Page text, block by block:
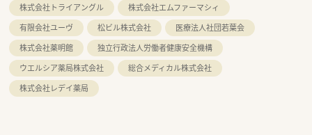
株式会社トライアングル
株式会社エムファーマシィ
有限会社ユーヴ
松ビル株式会社
医療法人社団若葉会
株式会社薬明館
独立行政法人労働者健康安全機構
ウエルシア薬局株式会社
総合メディカル株式会社
株式会社レデイ薬局